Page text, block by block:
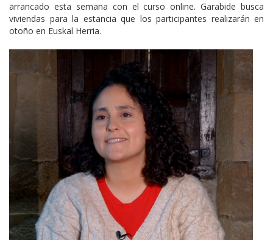
arrancado esta semana con el curso online. Garabide busca
viviendas para la estancia que los participantes realizarán en
otoño en Euskal Herria.